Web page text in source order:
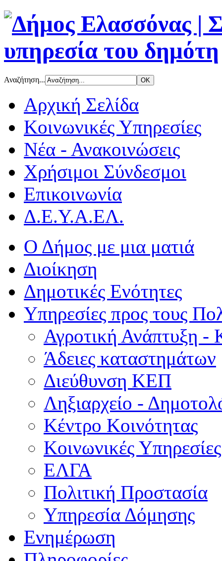
Αναζήτηση...
Αρχική Σελίδα
Κοινωνικές Υπηρεσίες
Νέα - Ανακοινώσεις
Χρήσιμοι Σύνδεσμοι
Επικοινωνία
Δ.Ε.Υ.Α.ΕΛ.
Ο Δήμος με μια ματιά
Διοίκηση
Δημοτικές Ενότητες
Υπηρεσίες προς τους
Αγροτική Ανάπτυξη -
Άδειες καταστημάτων
Διεύθυνση ΚΕΠ
Ληξιαρχείο -
Κέντρο Κοινότητας
Κοινωνικές Υπηρεσίες
ΕΛΓΑ
Πολιτική Προστασία
Υπηρεσία Δόμησης
Ενημέρωση